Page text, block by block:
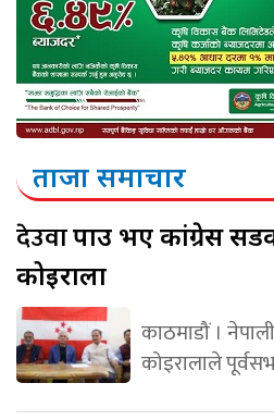
ताजा समाचार
देउवापक्राउ भए कांग्रेस
कोइराला
काठमाडौं ।
कोइरालाले